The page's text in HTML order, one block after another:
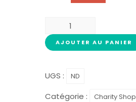
AJOUTER AU PANIER
UGS : ND
Catégorie : Charity Shop